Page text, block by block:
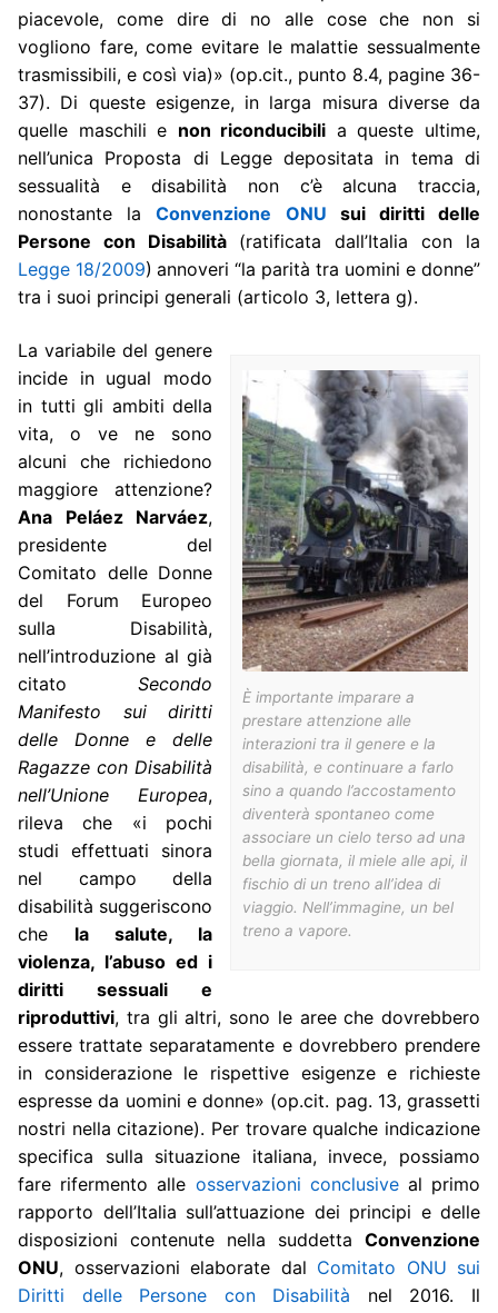
piacevole, come dire di no alle cose che non si
vogliono fare, come evitare le malattie sessualmente
trasmissibili, e così via)» (op.cit., punto 8.4, pagine 36-
37). Di queste esigenze, in larga misura diverse da
quelle maschili e non riconducibili a queste ultime,
nell’unica Proposta di Legge depositata in tema di
sessualità e disabilità non c’è alcuna traccia,
nonostante laConvenzione ONU sui diritti delle
Persone con Disabilità (ratificata dall’Italia con la
Legge 18/2009) annoveri “la parità tra uomini e donne”
tra i suoi principi generali (articolo 3, lettera g).
È importante imparare a
prestare attenzione alle
interazioni tra il genere e la
disabilità, e continuare a farlo
sino a quando l’accostamento
diventerà spontaneo come
associare un cielo terso ad una
bella giornata, il miele alle api, il
fischio di un treno all’idea di
viaggio. Nell’immagine, un bel
treno a vapore.
La variabile del genere
incide in ugual modo
in tutti gli ambiti della
vita, o ve ne sono
alcuni che richiedono
maggiore attenzione?
Ana Peláez Narváez,
presidente del
Comitato delle Donne
del Forum Europeo
sulla Disabilità,
nell’introduzione al già
citato Secondo
Manifesto sui diritti
delle Donne e delle
Ragazze con Disabilità
nell’Unione Europea,
rileva che «i pochi
studi effettuati sinora
nel campo della
disabilità suggeriscono
che la salute, la
violenza, l’abuso ed i
diritti sessuali e
riproduttivi, tra gli altri, sono le aree che dovrebbero
essere trattate separatamente e dovrebbero prendere
in considerazione le rispettive esigenze e richieste
espresse da uomini e donne» (op.cit. pag. 13, grassetti
nostri nella citazione). Per trovare qualche indicazione
specifica sulla situazione italiana, invece, possiamo
fare rifermento alle osservazioni conclusiveal primo
rapporto dell’Italia sull’attuazione dei principi e delle
disposizioni contenute nella suddetta Convenzione
ONU, osservazioni elaborate dal Comitato ONU sui
Diritti delle Persone con Disabilità nel 2016. Il